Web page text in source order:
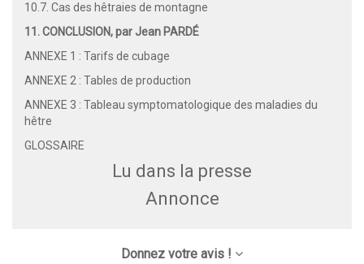
10.7. Cas des hêtraies de montagne
11. CONCLUSION, par Jean PARDÉ
ANNEXE 1 : Tarifs de cubage
ANNEXE 2 : Tables de production
ANNEXE 3 : Tableau symptomatologique des maladies du
hêtre
GLOSSAIRE
Lu dans la presse
Annonce
Donnez votre avis !